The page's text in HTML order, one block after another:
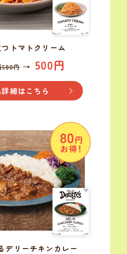
トマトクリーム
580円 → 500円
細はこちら
デリーチキン カレー